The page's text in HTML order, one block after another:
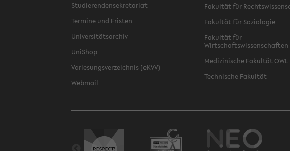
Studierendensekretariat
Termine und Fristen
Universitätsarchiv
UniShop
Vorlesungsverzeichnis (eKVV)
Webmail
Fakultät für
Fakultät für Soziologie
Fakultät für
Wirtschaftswissenschaften
Medizinische Fakultät OWL
Technische Fakultät